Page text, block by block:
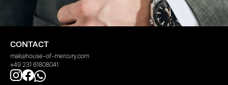
CONTACT
mail@house-of-mercury.com
+49 231 61808041